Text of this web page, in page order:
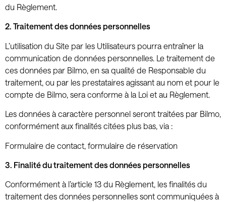
du Règlement.
2. Traitement des données personnelles
L’utilisation du Site par les Utilisateurs pourra entraîner la
communication de données personnelles. Le traitement de
ces données par Bilmo, en sa qualité de Responsable du
traitement, ou par les prestataires agissant au nom et pour le
compte de Bilmo, sera conforme à la Loi et au Règlement.
Les données à caractère personnel seront traitées par Bilmo,
conformément aux finalités citées plus bas, via :
Formulaire de contact, formulaire de réservation
3. Finalité du traitement des données personnelles
Conformément à l’article 13 du Règlement, les finalités du
traitement des données personnelles sont communiquées à